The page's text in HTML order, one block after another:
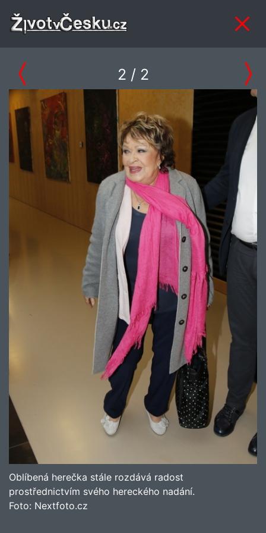
2 / 2
Oblíbená herečka stále rozdává radost
prostřednictvím svého hereckého nadání.
Foto: Nextfoto.cz